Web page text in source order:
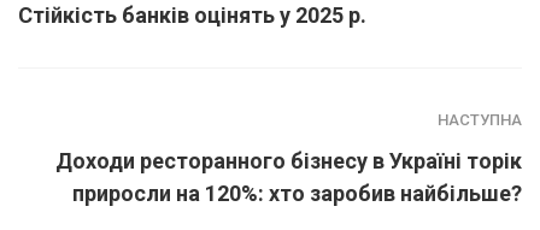
Стійкість банків оцінять у 2025 р.
НАСТУПНА
Доходи ресторанного бізнесу в Україні торік
приросли на 120%: хто заробив найбільше?